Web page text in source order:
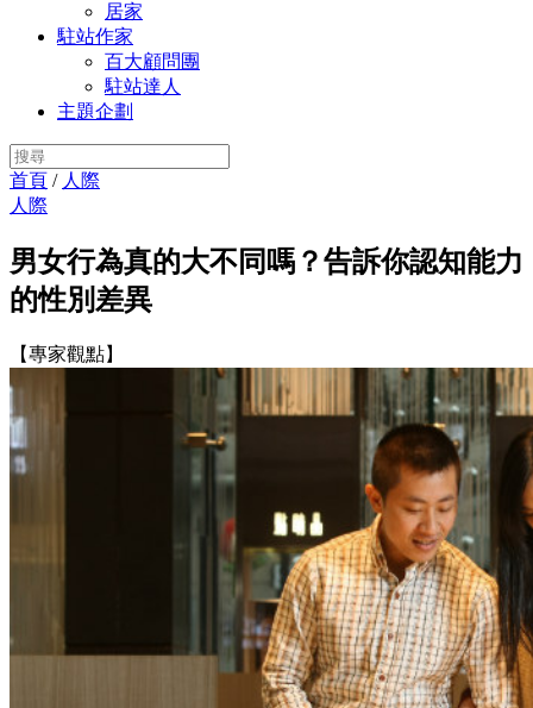
居家
駐站作家
百大顧問團
駐站達人
主題企劃
首頁 / 人際
人際
男女行為真的大不同嗎？告訴你認知能力
的性別差異
【專家觀點】